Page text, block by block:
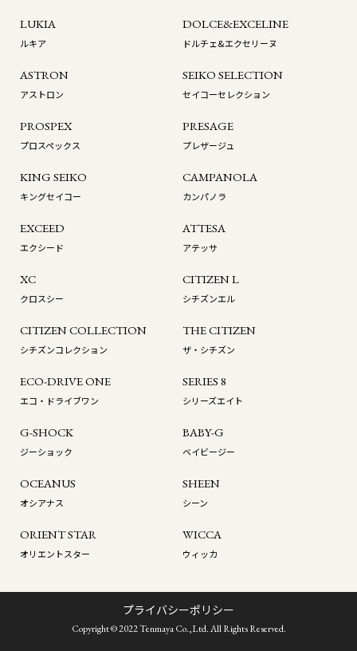
LUKIA
ルキア
DOLCE&EXCELINE
ドルチェ&エクセリーヌ
ASTRON
アストロン
SEIKO SELECTION
セイコーセレクション
PROSPEX
プロスペックス
PRESAGE
プレザージュ
KING SEIKO
キングセイコー
CAMPANOLA
カンパノラ
EXCEED
エクシード
ATTESA
アテッサ
XC
クロスシー
CITIZEN L
シチズンエル
CITIZEN COLLECTION
シチズンコレクション
THE CITIZEN
ザ・シチズン
ECO-DRIVE ONE
エコ・ドライブワン
SERIES 8
シリーズエイト
G-SHOCK
ジーショック
BABY-G
ベイビージー
OCEANUS
オシアナス
SHEEN
シーン
ORIENT STAR
オリエントスター
WICCA
ウィッカ
プライバシーポリシー
Copyright © 2022 Tenmaya Co.,Ltd. All Rights Reserved.